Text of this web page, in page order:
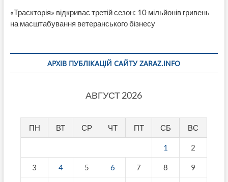
«Траєкторія» відкриває третій сезон: 10 мільйонів гривень
на масштабування ветеранського бізнесу
АРХІВ ПУБЛІКАЦІЙ САЙТУ ZARAZ.INFO
АВГУСТ 2026
ПН ВТ СР ЧТ ПТ СБ ВС
1 2
3 4 5 6 7 8 9